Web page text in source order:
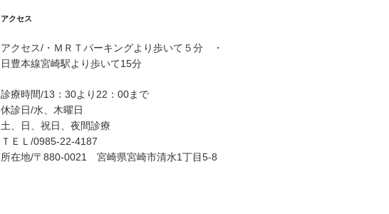
アクセス
アクセス/・ＭＲＴパーキングより歩いて５分 ・
日豊本線宮崎駅より歩いて15分
診療時間/13：30より22：00まで
休診日/水、木曜日
土、日、祝日、夜間診療
ＴＥＬ/0985-22-4187
所在地/〒880-0021 宮崎県宮崎市清水1丁目5-8